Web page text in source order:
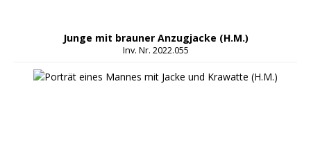
Junge mit brauner Anzugjacke (H.M.)
Inv. Nr. 2022.055